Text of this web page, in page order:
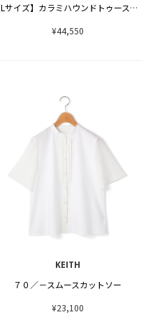
【Lサイズ】カラミハウンドトゥースワンピース
¥44,550
KEITH
７０／－スムースカットソー
¥23,100